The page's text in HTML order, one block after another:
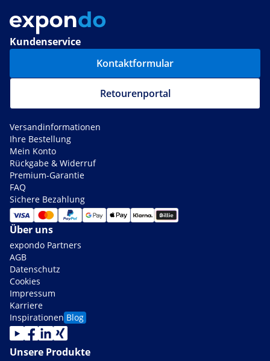
Kundenservice
Kontaktformular
Retourenportal
Versandinformationen
Ihre Bestellung
Mein Konto
Rückgabe & Widerruf
Premium-Garantie
FAQ
Sichere Bezahlung
Über uns
expondo Partners
AGB
Datenschutz
Cookies
Impressum
Karriere
Inspirationen Blog
Unsere Produkte